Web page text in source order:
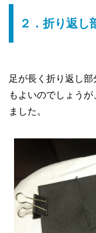
２．折り返し
足が長く折り返し
もよいのでしょう
ました。